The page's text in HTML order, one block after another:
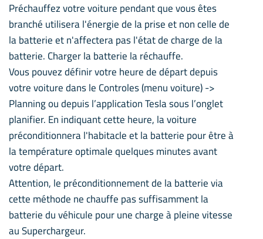
Préchauffez votre voiture pendant que vous êtes
branché utilisera l'énergie de la prise et non celle de
la batterie et n'affectera pas l'état de charge de la
batterie. Charger la batterie la réchauffe.
Vous pouvez définir votre heure de départ depuis
votre voiture dans le Controles (menu voiture) ->
Planning ou depuis l’application Tesla sous l’onglet
planifier. En indiquant cette heure, la voiture
préconditionnera l'habitacle et la batterie pour être à
la température optimale quelques minutes avant
votre départ.
Attention, le préconditionnement de la batterie via
cette méthode ne chauffe pas suffisamment la
batterie du véhicule pour une charge à pleine vitesse
au Superchargeur.